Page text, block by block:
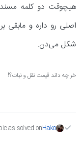
هیچوقت دو کلمه
اصلی رو داره و
شکل می‌دن.
خر چه داند قیمت نقل و نبات؟!
Hako
as solved on